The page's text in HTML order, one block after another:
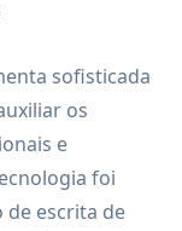
sofisticada
os
e
foi
escrita de